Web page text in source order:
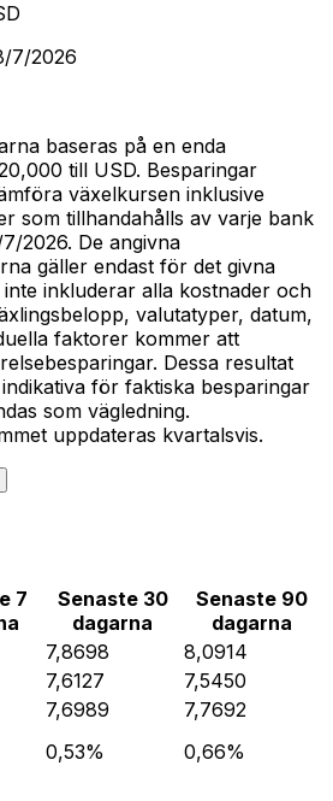
7/2026
baseras på en enda
till USD. Besparingar
växelkursen inklusive
som tillhandahålls av varje bank
2026. De angivna
gäller endast för det givna
inkluderar alla kostnader och
valutatyper, datum,
faktorer kommer att
Dessa resultat
för faktiska besparingar
som vägledning.
uppdateras kvartalsvis.
7
Senaste 30
dagarna
Senaste 90
dagarna
7,8698
8,0914
7,6127
7,5450
7,6989
7,7692
0,53% 0,66%